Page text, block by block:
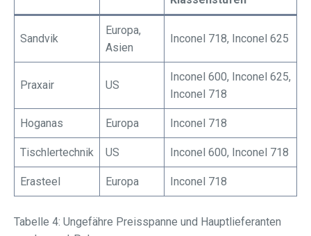
Sandvik
Europa,
Asien
Inconel 718, Inconel 625
Praxair US
Inconel 600, Inconel 625,
Inconel 718
Hoganas Europa Inconel 718
Tischlertechnik US Inconel 600, Inconel 718
Erasteel Europa Inconel 718
Tabelle 4: Ungefähre Preisspanne und Hauptlieferanten